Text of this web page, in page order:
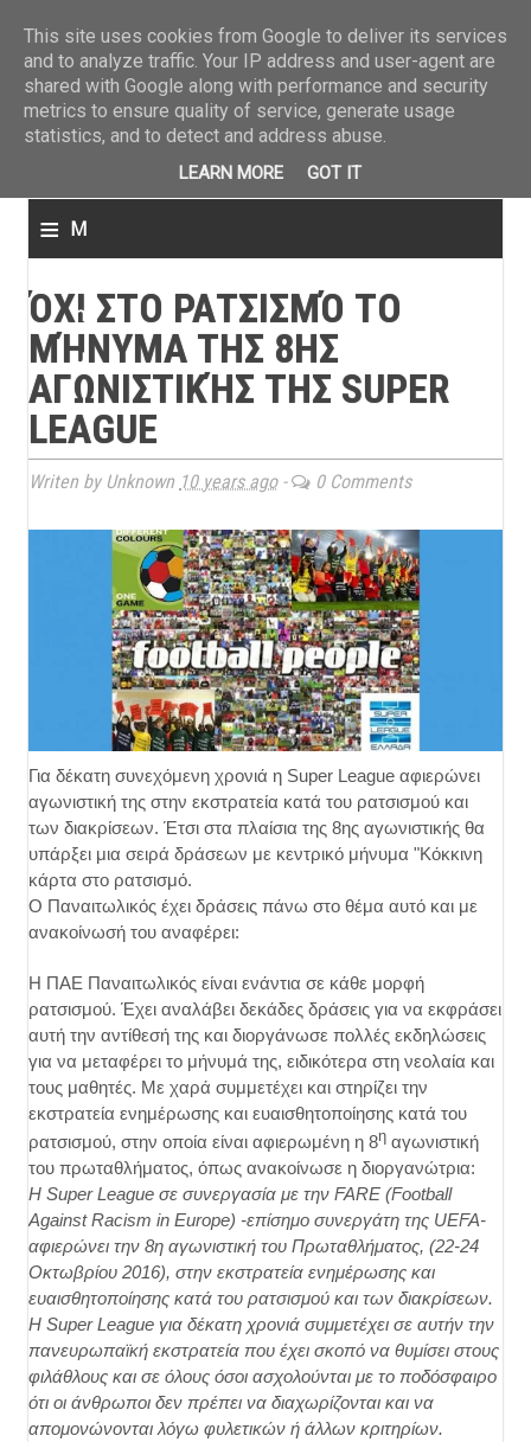
≡ M
n
u
ΌΧΙ ΣΤΟ ΡΑΤΣΙΣΜΌ ΤΟ
ΜΉΝΥΜΑ ΤΗΣ 8ΗΣ
ΑΓΩΝΙΣΤΙΚΉΣ ΤΗΣ SUPER
LEAGUE
Writen by Unknown 10 years ago- 0 Comments
Για δέκατη συνεχόμενη χρονιά η Super League αφιερώνει
αγωνιστική της στην εκστρατεία κατά του ρατσισμού και
των διακρίσεων. Έτσι στα πλαίσια της 8ης αγωνιστικής θα
υπάρξει μια σειρά δράσεων με κεντρικό μήνυμα "Κόκκινη
κάρτα στο ρατσισμό.
Ο Παναιτωλικός έχει δράσεις πάνω στο θέμα αυτό και με
ανακοίνωσή του αναφέρει:
Η ΠΑΕ Παναιτωλικός είναι ενάντια σε κάθε μορφή
ρατσισμού. Έχει αναλάβει δεκάδες δράσεις για να εκφράσει
αυτή την αντίθεσή της και διοργάνωσε πολλές εκδηλώσεις
για να μεταφέρει το μήνυμά της, ειδικότερα στη νεολαία και
τους μαθητές. Με χαρά συμμετέχει και στηρίζει την
εκστρατεία ενημέρωσης και ευαισθητοποίησης κατά του
ρατσισμού, στην οποία είναι αφιερωμένη η 8η αγωνιστική
του πρωταθλήματος, όπως ανακοίνωσε η διοργανώτρια:
Η Super League σε συνεργασία με την FARE (Football
Against Racism in Europe) -επίσημο συνεργάτη της UEFA-
αφιερώνει την 8η αγωνιστική του Πρωταθλήματος, (22-24
Οκτωβρίου 2016), στην εκστρατεία ενημέρωσης και
ευαισθητοποίησης κατά του ρατσισμού και των διακρίσεων.
H Super League για δέκατη χρονιά συμμετέχει σε αυτήν την
πανευρωπαϊκή εκστρατεία που έχει σκοπό να θυμίσει στους
φιλάθλους και σε όλους όσοι ασχολούνται με το ποδόσφαιρο
ότι οι άνθρωποι δεν πρέπει να διαχωρίζονται και να
απομονώνονται λόγω φυλετικών ή άλλων κριτηρίων.
This site uses cookies from Google to deliver its services
and to analyze traffic. Your IP address and user-agent are
shared with Google along with performance and security
metrics to ensure quality of service, generate usage
statistics, and to detect and address abuse.
LEARN MORE GOT IT